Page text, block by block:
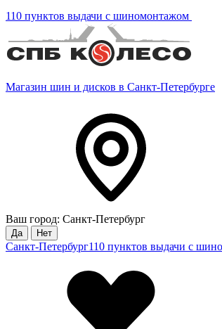
110 пунктов выдачи с шиномонтажом
Магазин шин и дисков в Санкт-Петербурге
Ваш город: Санкт-Петербург
Да Нет
Санкт-Петербург110 пунктов выдачи с